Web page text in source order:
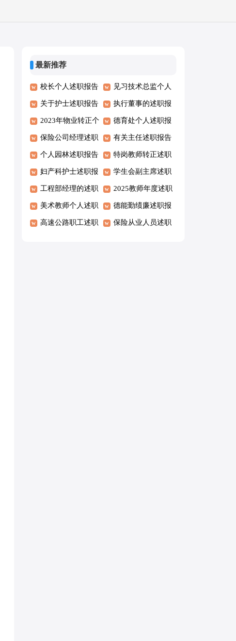
最新推荐
校长个人述职报告
范文（精选16篇）
见习技术总监个人
述职报告参考范文
关于护士述职报告
范文
执行董事的述职报
告（通用10篇）
2023年物业转正个
人述职报告
德育处个人述职报
告4篇
保险公司经理述职
报告范文
有关主任述职报告
个人园林述职报告 特岗教师转正述职
报告10篇
妇产科护士述职报
告
学生会副主席述职
报告
工程部经理的述职
报告15篇
2025教师年度述职
报告（精选34篇）
美术教师个人述职
报告15篇
德能勤绩廉述职报
告
高速公路职工述职 保险从业人员述职